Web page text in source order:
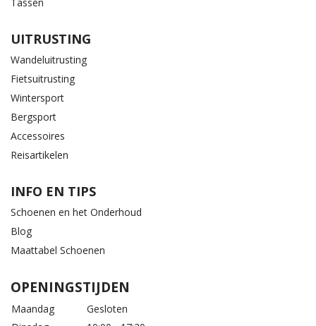
UITRUSTING
Wandeluitrusting
Fietsuitrusting
Wintersport
Bergsport
Accessoires
Reisartikelen
INFO EN TIPS
Schoenen en het Onderhoud
Blog
Maattabel Schoenen
OPENINGSTIJDEN
Maandag
Gesloten